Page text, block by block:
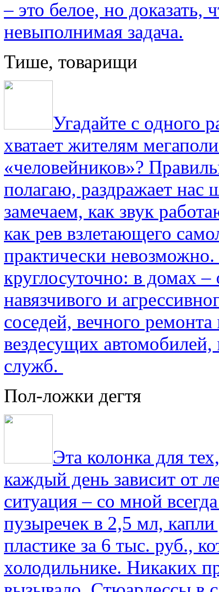
– это белое, но доказать,
невыполнимая задача.
Тише, товарищи
Угадайте с одного
хватает жителям
«человейников»?
полагаю, раздражает нас
замечаем, как звук
как рев взлетающего
практически
круглосуточно: в домах
навязчивого и
соседей, вечного
вездесущих
служб.
Пол-ложки дегтя
Эта колонка для
каждый день зависит от
ситуация – со мной
пузыречек в 2,5 мл,
пластике за 6 тыс. руб.,
холодильнике. Никаких